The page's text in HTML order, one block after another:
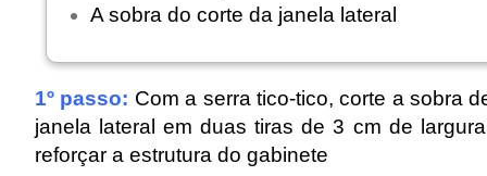
A sobra do corte da janela lateral
1º passo: Com a serra tico-tico, corte a sobra
janela lateral em duas tiras de 3 cm de
reforçar a estrutura do gabinete